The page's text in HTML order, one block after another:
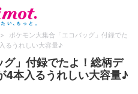
>
ポケモン大集合「エコバッグ」付録でた
るうれしい大容量♪
」付録でたよ！総柄デ
4本入るうれしい大容量♪